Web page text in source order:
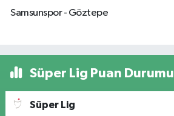
Samsunspor - Göztepe
Süper Lig Puan Durumu
Süper Lig